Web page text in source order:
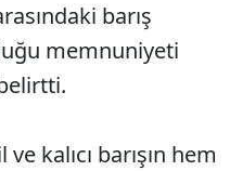
barış
memnuniyeti
kalıcı barışın hem